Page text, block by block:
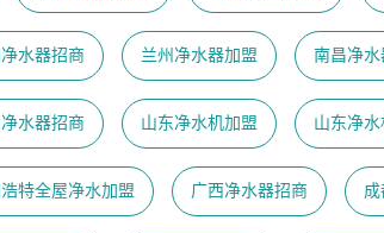
水器招商 兰州净水器加盟 南昌净
水器招商 山东净水机加盟 山东净水
特全屋净水加盟 广西净水器招商